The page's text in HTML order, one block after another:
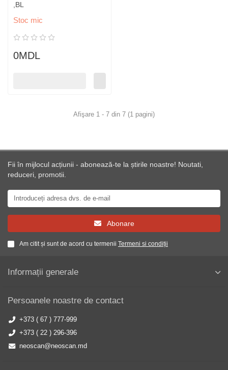
,BL
Stoc mic
0MDL
Afişare 1 - 7 din 7 (1 pagini)
Fii în mijlocul acțiunii - abonează-te la știrile noastre! Noutati,
reduceri, promotii.
Abonare
Am citit și sunt de acord cu termenii Termeni si condiții
Informații generale
Persoanele noastre de contact
+373 ( 67 ) 777-999
+373 ( 22 ) 296-396
neoscan@neoscan.md